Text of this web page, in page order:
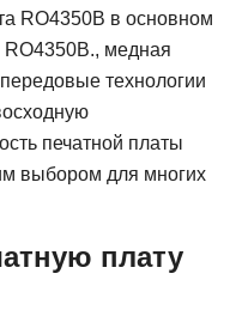
RO4350B в основном
RO4350B., медная
технологии
печатной платы
выбором для многих
плату